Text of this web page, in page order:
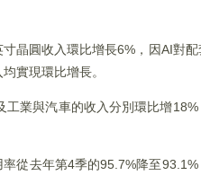
晶圓收入環比增長6%，因AI對
實現環比增長。
業與汽車的收入分別環比增
從去年第4季的95.7%降至